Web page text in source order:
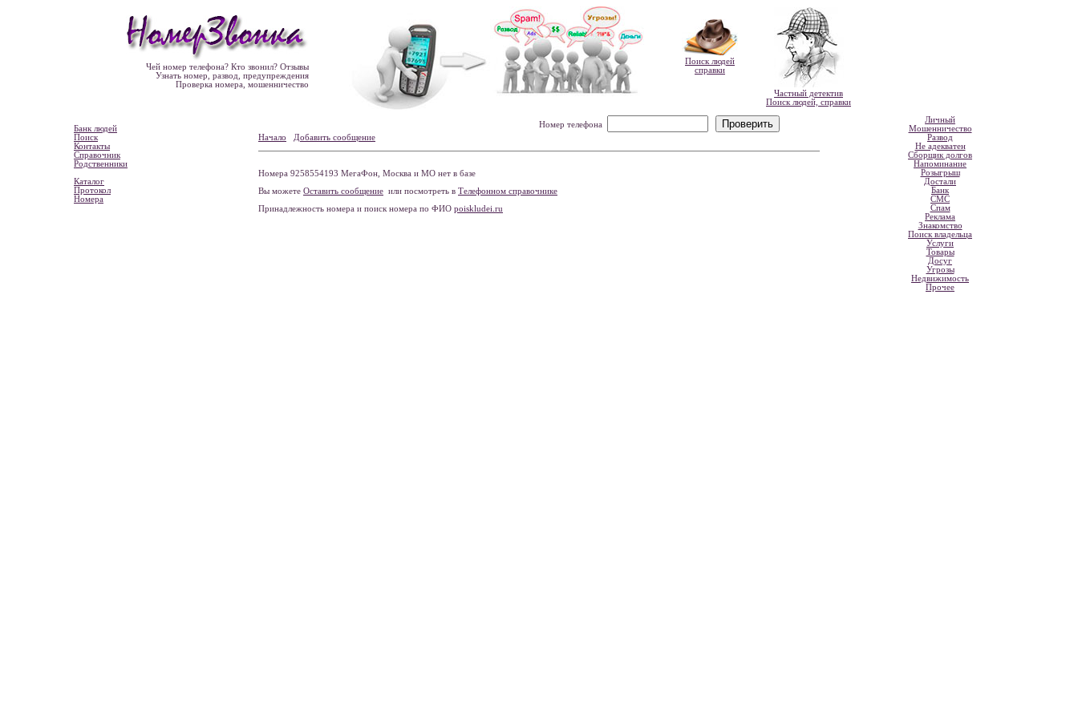
Чей номер телефона? Кто звонил? Отзывы
Узнать номер, развод, предупреждения
Проверка номера, мошенничество
Поиск людей
справки
Частный детектив
Поиск людей, справки
Банк людей
Поиск
Контакты
Справочник
Родственники
Каталог
Протокол
Номера
Номер телефона
Начало
Добавить сообщение
Номера 9258554193 МегаФон, Москва и МО нет в базе
Вы можете Оставить сообщение или посмотреть в Телефонном справочнике
Принадлежность номера и поиск номера по ФИО poiskludei.ru
Личный
Мошенничество
Развод
Не адекватен
Сборщик долгов
Напоминание
Розыгрыш
Достали
Банк
СМС
Спам
Реклама
Знакомство
Поиск владельца
Услуги
Товары
Досуг
Угрозы
Недвижимость
Прочее